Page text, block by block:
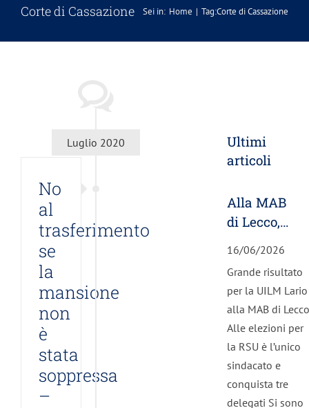
Corte di Cassazione Sei in: Home Tag:Corte di Cassazione
Luglio 2020
No
al
trasferimento
se
la
mansione
non
è
stata
soppressa
–
Ultimi
articoli
Alla MAB
di Lecco,
unica
forza
sindacale.
Eletti tre
RSU
16/06/2026
Grande risultato
per la UILM Lario
alla MAB di Lecco
Alle elezioni per
la RSU è l’unico
sindacato e
conquista tre
delegati Si sono